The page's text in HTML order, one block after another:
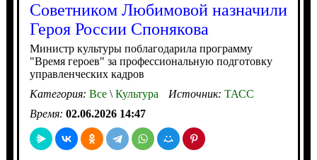
Советником Любимовой назначили
Героя России Спонякова
Министр культуры поблагодарила программу
"Время героев" за профессиональную подготовку
управленческих кадров
Категория: Все\Культура Источник: ТАСС
Время: 02.06.2026 14:47